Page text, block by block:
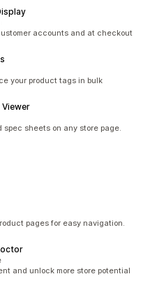
accounts and at checkout
your product tags in bulk
Viewer
spec sheets on any store page.
pages for easy navigation.
and unlock more store potential